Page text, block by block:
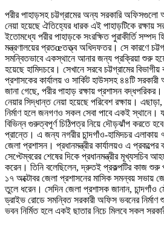
পরীর পাহাড়সহ চট্টগ্রামের অন্য সরকারি অফিসগুলো
নেয়া হয়েছে ঐতিহ্যের ধারক এই পাহাড়টিকে
ইতোমধ্যে পরীর পাহাড়কে সংরক্ষিত পুরাকীর্তি সম্পদ
মন্ত্রণালয়ের প্রতœতত্ত্ব অধিদফতর। সে কারণে
সমন্বিতভাবে একস্থানে আনার জন্য প্রক্রিয়া শুরু
হয়েছে হামিদচরে। সেখানে সরবে চট্টগ্রামের বিভাগীয়
প্রশাসকের কার্যালয় ও সার্কিট হাউসসহ ৪৪টি
জানা গেছে, পরীর পাহাড় রক্ষায় প্রশাসন বদ্ধপরিকর।
নেয়ার সিদ্ধান্ত নেয়া হয়েছে পরিবেশ রক্ষায়।
নির্মাণ হলে জনগণও সকল সেবা পাবে একই স্থানে।
বিভিন্ন গুরুত্বপূর্ণ চিঠিপত্র নিয়ে দৌড়ঝাঁপ করতে
প্রান্তে। এ জন্য নগরীর চান্দগাঁও-হামিদচর এলাকায়
জেলা প্রশাসন। প্রধানমন্ত্রীর কার্যালয়ও এ প্রকল্পের
সেপ্টেম্বরের শেষের দিকে প্রধানমন্ত্রীর মূখ্যসচিব
করেন। তিনি বলেছিলেন, দ্রুতই প্রকল্পটির কাজ শুরু
১৭ অক্টোবর জেলা প্রশাসনের মাসিক সমন্বয় সভায়
তুলে ধরেন। সেদিন জেলা প্রশাসক জানান, চান্দগাঁও
ড্রাইভ রোডে সমন্বিত সরকারী অফিস ভবনের
ভবন নির্মিত হলে একই ছাতার নিচে মিলবে সকল